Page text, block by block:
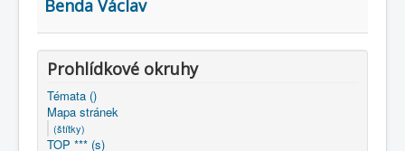
KNIHOVNA
Historické počítače
COBOL
O nás
Benda Václav
Prohlídkové okruhy
Témata ()
Mapa stránek
(štítky)
TOP *** (s)